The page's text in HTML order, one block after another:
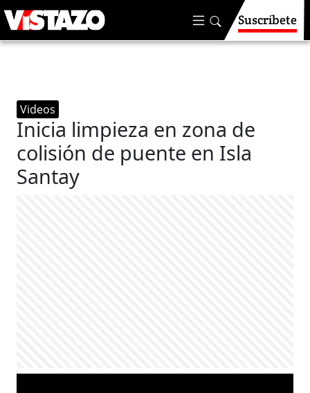
Suscríbete
Videos
Inicia limpieza en zona de
colisión de puente en Isla
Santay